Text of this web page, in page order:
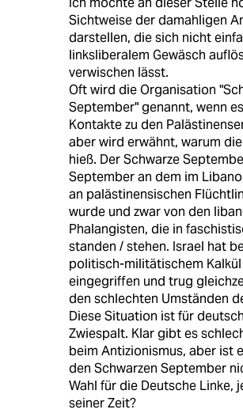
Sichtweise der damahligen
darstellen, die sich nicht
linksliberalem Gewäsch
verwischen lässt.
Oft wird die Organisation
September" genannt, wenn
Kontakte zu den
aber wird erwähnt, warum
hieß. Der Schwarze
September an dem im
an palästinensischen
wurde und zwar von den
Phalangisten, die in
standen / stehen. Israel hat
politisch-militätischem
eingegriffen und trug
den schlechten Umständen
Diese Situation ist für
Zwiespalt. Klar gibt es
beim Antizionismus, aber ist
den Schwarzen September
Wahl für die Deutsche Linke,
seiner Zeit?